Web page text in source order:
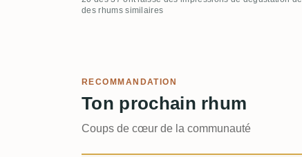
des rhums similaires
RECOMMANDATION
Ton prochain rhum
Coups de cœur de la communauté